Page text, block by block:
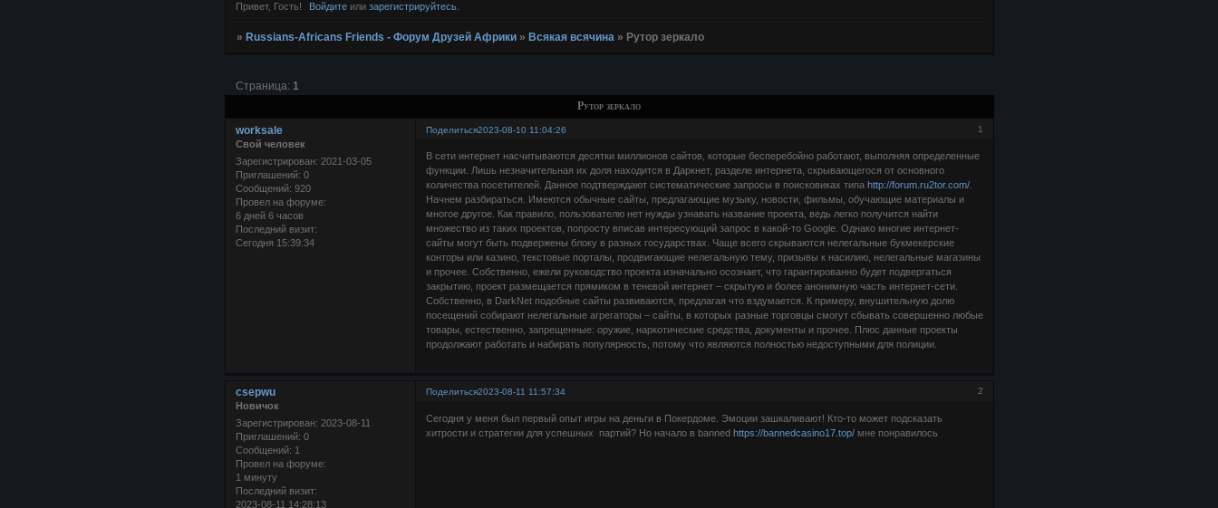
Привет, Гость! Войдите или зарегистрируйтесь
» Russians-Africans Friends - Форум Друзей Африки » Всякая всячина » Рутор зеркало
Рутор зеркало
Страница: 1
Поделиться 1
2023-08-10 11:04:26
worksale
Свой человек
Зарегистрирован: 2021-03-05
Приглашений: 0
Сообщений: 920
Провел на форуме:
6 дней 6 часов
Последний визит:
Сегодня 15:39:34
В сети интернет насчитываются десятки миллионов сайтов, которые бесперебойно работают, выполняя определенные
функции. Лишь незначительная их доля находится в Даркнет, разделе интернета, скрывающегося от основного
количества посетителей. Данное подтверждают систематические запросы в поисковиках типа http://forum.ru2tor.com/.
Начнем разбираться. Имеются обычные сайты, предлагающие музыку, новости, фильмы, обучающие материалы и
многое другое. Как правило, пользователю нет нужды узнавать название проекта, ведь легко получится найти
множество из таких проектов, попросту вписав интересующий запрос в какой-то Google. Однако многие интернет-
сайты могут быть подвержены блоку в разных государствах. Чаще всего скрываются нелегальные букмекерские
конторы или казино, текстовые порталы, продвигающие нелегальную тему, призывы к насилию, нелегальные магазины
и прочее. Собственно, ежели руководство проекта изначально осознает, что гарантированно будет подвергаться
закрытию, проект размещается прямиком в теневой интернет – скрытую и более анонимную часть интернет-сети.
Собственно, в DarkNet подобные сайты развиваются, предлагая что вздумается. К примеру, внушительную долю
посещений собирают нелегальные агрегаторы – сайты, в которых разные торговцы смогут сбывать совершенно любые
товары, естественно, запрещенные: оружие, наркотические средства, документы и прочее. Плюс данные проекты
продолжают работать и набирать популярность, потому что являются полностью недоступными для полиции.
Поделиться 2
2023-08-11 11:57:34
csepwu
Новичок
Зарегистрирован: 2023-08-11
Приглашений: 0
Сообщений: 1
Провел на форуме:
1 минуту
Последний визит:
2023-08-11 14:28:13
Сегодня у меня был первый опыт игры на деньги в Покердоме. Эмоции зашкаливают! Кто-то может подсказать
хитрости и стратегии для успешных партий? Но начало в banned https://bannedcasino17.top/мне понравилось